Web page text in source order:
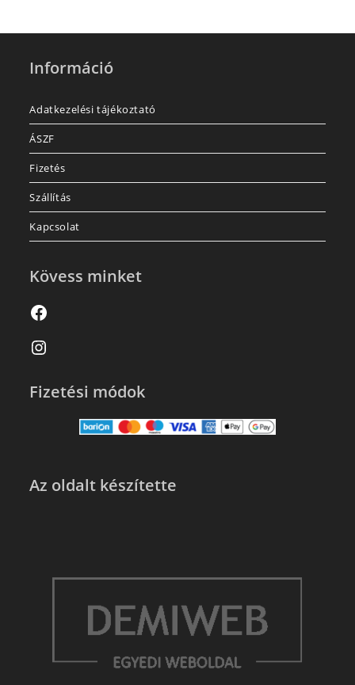
Információ
Adatkezelési tájékoztató
ÁSZF
Fizetés
Szállítás
Kapcsolat
Kövess minket
Fizetési módok
Az oldalt készítette